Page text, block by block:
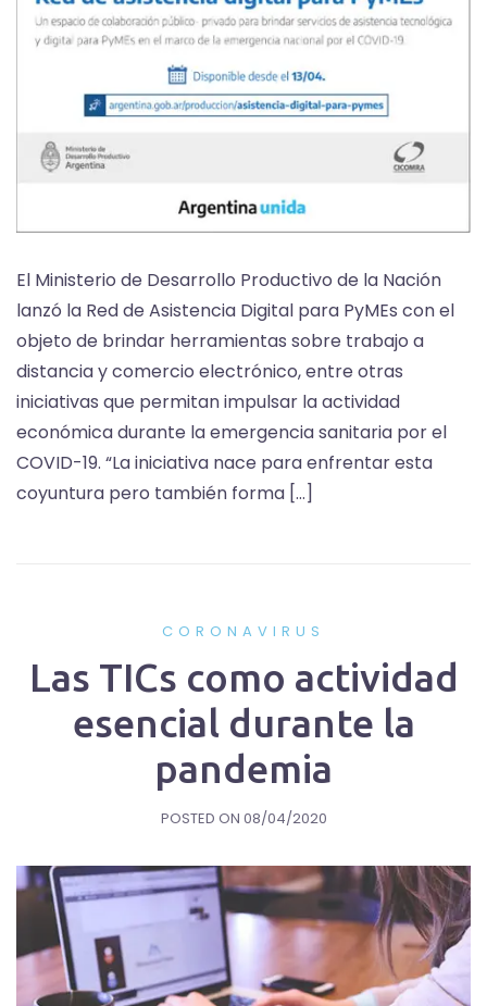
El Ministerio de Desarrollo Productivo de la Nación
lanzó la Red de Asistencia Digital para PyMEs con el
objeto de brindar herramientas sobre trabajo a
distancia y comercio electrónico, entre otras
iniciativas que permitan impulsar la actividad
económica durante la emergencia sanitaria por el
COVID-19. “La iniciativa nace para enfrentar esta
coyuntura pero también forma […]
CORONAVIRUS
Las TICs como actividad
esencial durante la
pandemia
POSTED ON 08/04/2020